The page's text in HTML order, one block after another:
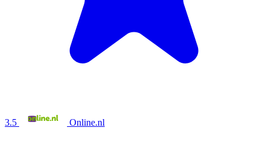
3.5 Online.nl